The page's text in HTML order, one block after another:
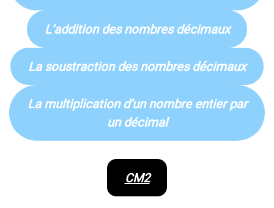
L’addition des nombres décimaux
La soustraction des nombres décimaux
La multiplication d’un nombre entier par
un décimal
CM2